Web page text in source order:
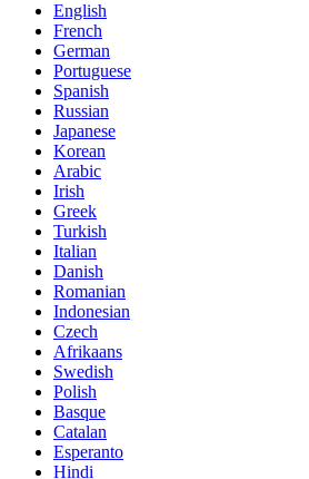
English
French
German
Portuguese
Spanish
Russian
Japanese
Korean
Arabic
Irish
Greek
Turkish
Italian
Danish
Romanian
Indonesian
Czech
Afrikaans
Swedish
Polish
Basque
Catalan
Esperanto
Hindi